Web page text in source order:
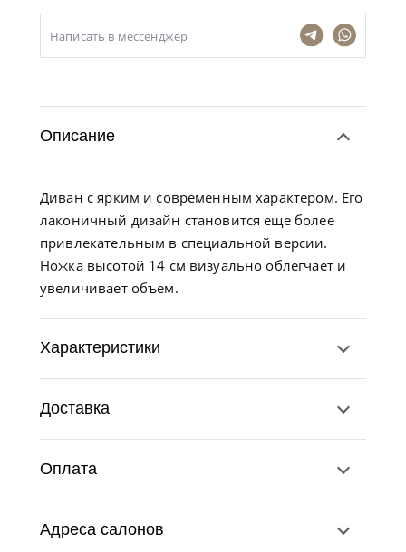
Написать в мессенджер
Описание
Диван с ярким и современным характером. Его
лаконичный дизайн становится еще более
привлекательным в специальной версии.
Ножка высотой 14 см визуально облегчает и
увеличивает объем.
Характеристики
Доставка
Оплата
Адреса салонов